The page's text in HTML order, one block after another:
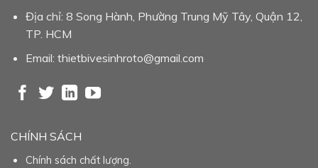
Địa chỉ: 8 Song Hành, Phường Trung Mỹ Tây, Quận 12,
TP. HCM
Email: thietbivesinhroto@gmail.com
CHÍNH SÁCH
Chính sách chất lượng.